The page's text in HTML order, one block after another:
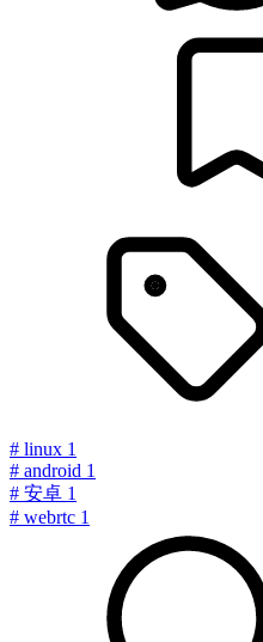
# linux 1
# android 1
# 安卓 1
# webrtc 1